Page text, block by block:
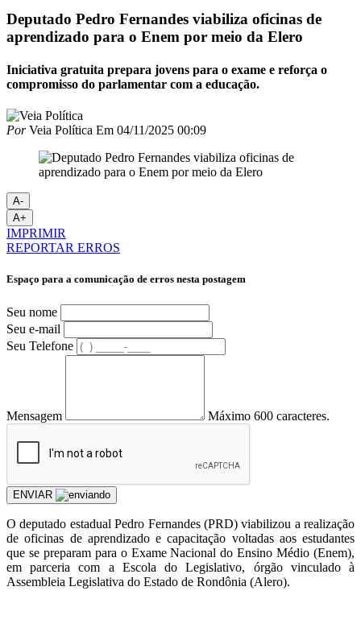
Deputado Pedro Fernandes viabiliza oficinas de
aprendizado para o Enem por meio da Elero
Iniciativa gratuita prepara jovens para o exame e reforça o
compromisso do parlamentar com a educação.
PorVeia Política Em 04/11/2025 00:09
A-
A+
IMPRIMIR
REPORTAR ERROS
Espaço para a comunicação de erros nesta postagem
Seu nome
Seu e-mail
Seu Telefone
Mensagem Máximo 600 caracteres.
ENVIAR
O deputado estadual Pedro Fernandes (PRD) viabilizou a realização
de oficinas de aprendizado e capacitação voltadas aos estudantes
que se preparam para o Exame Nacional do Ensino Médio (Enem),
em parceria com a Escola do Legislativo, órgão vinculado à
Assembleia Legislativa do Estado de Rondônia (Alero).